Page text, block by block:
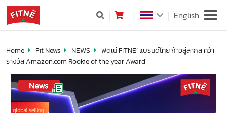
English
Home Fit News NEWS
ฟิตเน่ FITNE’ แบรนด์ไทย ก้าวสู่สากล คว้า
รางวัล Amazon.com Rookie of the year Award